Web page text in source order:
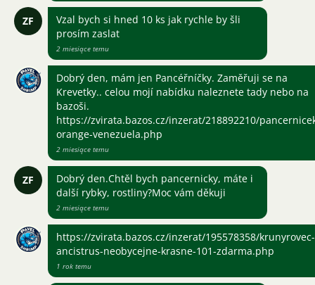
ZF
Vzal bych si hned 10 ks jak rychle by šli
prosím zaslat
2 miesiące temu
Dobrý den, mám jen Pancéřníčky. Zaměřuji se na
Krevetky.. celou mojí nabídku naleznete tady nebo na
bazoši.
https://zvirata.bazos.cz/inzerat/218892210/
orange-venezuela.php
2 miesiące temu
ZF
Dobrý den.Chtěl bych pancernicky, máte i
další rybky, rostliny?Moc vám děkuji
2 miesiące temu
https://zvirata.bazos.cz/inzerat/195578358/krunyrovec-
ancistrus-neobycejne-krasne-101-zdarma.php
1 rok temu